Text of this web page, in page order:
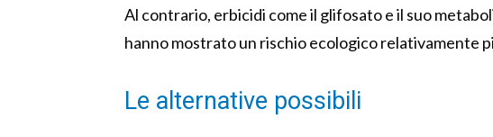
Al contrario, erbicidi come il glifosato e il suo
hanno mostrato un rischio ecologico relativamente
Le alternative possibili